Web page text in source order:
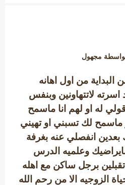
مجهول
من اول اهانه
لاتتهاونين وبنفس
له او لهم انا ماسمح
لك تسبني او تهيني
بعدين انفصلي عنه بغرفة
وعلميه الدرس
برجل ساكن مع اهله
الزوجيه الا من رحم الله